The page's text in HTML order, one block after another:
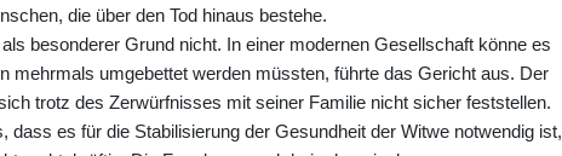
die über den Tod hinaus bestehe.
besonderer Grund nicht. In einer modernen Gesellschaft könne es
mehrmals umgebettet werden müssten, führte das Gericht aus. Der
trotz des Zerwürfnisses mit seiner Familie nicht sicher feststellen.
es für die Stabilisierung der Gesundheit der Witwe notwendig ist,